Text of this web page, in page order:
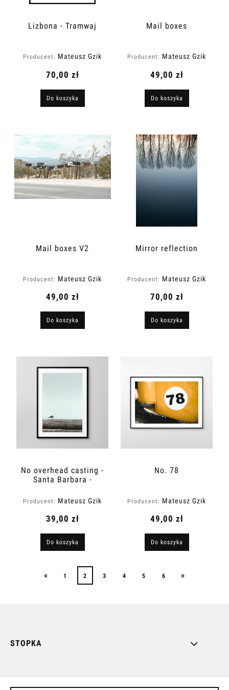
Lizbona - Tramwaj
Producent: Mateusz Gzik
70,00 zł
Do koszyka
Mail boxes
Producent: Mateusz Gzik
49,00 zł
Do koszyka
Mail boxes V2
Producent: Mateusz Gzik
49,00 zł
Do koszyka
Mirror reflection
Producent: Mateusz Gzik
70,00 zł
Do koszyka
No overhead casting -
Santa Barbara -
Producent: Mateusz Gzik
39,00 zł
Do koszyka
No. 78
Producent: Mateusz Gzik
49,00 zł
Do koszyka
« 1 2 3 4 5 6 »
STOPKA